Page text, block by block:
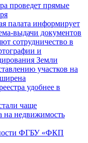
проведет прямые
палата информирует
выдачи документов
сотрудничество в
и
Земли
участков на
удобнее в
чаще
на недвижимость
ФГБУ «ФКП